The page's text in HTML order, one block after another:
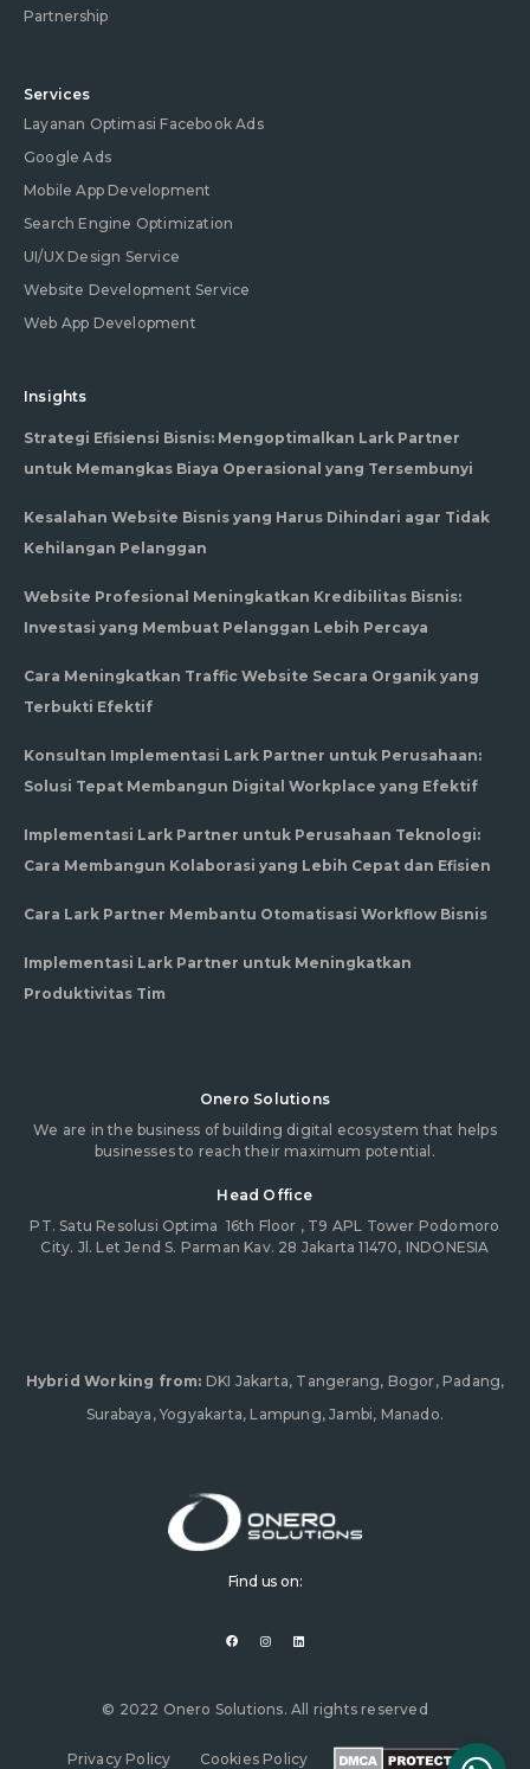
Partnership
Services
Layanan Optimasi Facebook Ads
Google Ads
Mobile App Development
Search Engine Optimization
UI/UX Design Service
Website Development Service
Web App Development
Insights
Strategi Efisiensi Bisnis: Mengoptimalkan Lark Partner
untuk Memangkas Biaya Operasional yang Tersembunyi
Kesalahan Website Bisnis yang Harus Dihindari agar Tidak
Kehilangan Pelanggan
Website Profesional Meningkatkan Kredibilitas Bisnis:
Investasi yang Membuat Pelanggan Lebih Percaya
Cara Meningkatkan Traffic Website Secara Organik yang
Terbukti Efektif
Konsultan Implementasi Lark Partner untuk Perusahaan:
Solusi Tepat Membangun Digital Workplace yang Efektif
Implementasi Lark Partner untuk Perusahaan Teknologi:
Cara Membangun Kolaborasi yang Lebih Cepat dan Efisien
Cara Lark Partner Membantu Otomatisasi Workflow Bisnis
Implementasi Lark Partner untuk Meningkatkan
Produktivitas Tim
Onero Solutions
We are in the business of building digital ecosystem that helps
businesses to reach their maximum potential.
Head Office
PT. Satu Resolusi Optima 16th Floor , T9 APL Tower Podomoro
City. Jl. Let Jend S. Parman Kav. 28 Jakarta 11470, INDONESIA
Hybrid Working from: DKI Jakarta, Tangerang, Bogor, Padang,
Surabaya, Yogyakarta, Lampung, Jambi, Manado.
Find us on:
a
c
o
k
n
s
a
i
n
n
© 2022 Onero Solutions. All rights reserved
Privacy Policy Cookies Policy